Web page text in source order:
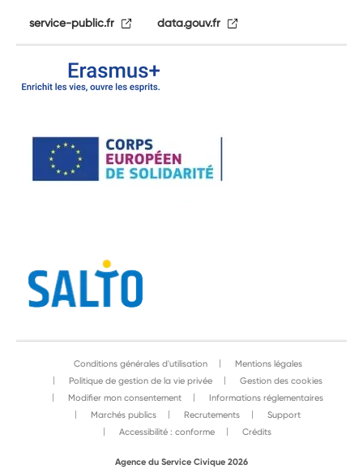
service-public.fr data.gouv.fr
Conditions générales d'utilisation
Mentions légales
Politique de gestion de la vie privée
Gestion des cookies
Modifier mon consentement
Informations réglementaires
Marchés publics
Recrutements
Support
Accessibilité : conforme
Crédits
Agence du Service Civique 2026